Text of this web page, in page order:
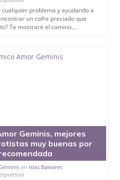
problema y ayudando a
un cofre preciado que
Te mostraré el camino...
Geminis, mejores
muy buenas por
en Islas Baleares